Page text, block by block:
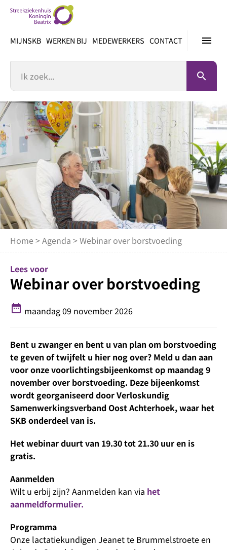
inhoud
menu
MIJNSKB WERKEN BIJ MEDEWERKERS CONTACT
search
Home >Agenda > Webinar over borstvoeding
Lees voor
Webinar over borstvoeding
date_range maandag 09 november 2026
Bent u zwanger en bent u van plan om borstvoeding
te geven of twijfelt u hier nog over? Meld u dan aan
voor onze voorlichtingsbijeenkomst op maandag 9
november over borstvoeding. Deze bijeenkomst
wordt georganiseerd door Verloskundig
Samenwerkingsverband Oost Achterhoek, waar het
SKB onderdeel van is.
Het webinar duurt van 19.30 tot 21.30 uur en is
gratis.
Aanmelden
Wilt u erbij zijn? Aanmelden kan via het
aanmeldformulier.
Programma
Onze lactatiekundigen Jeanet te Brummelstroete en